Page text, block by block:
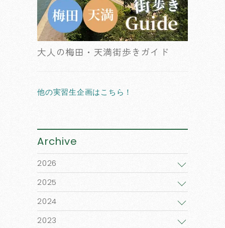
大人の梅田・天満街歩きガイド
他の実習生企画はこちら！
Archive
2026
2025
2024
2023